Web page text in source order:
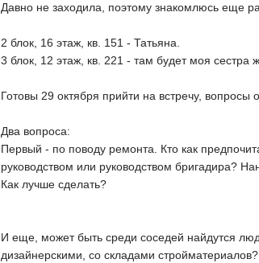
Давно не заходила, поэтому знакомлюсь еще
2 блок, 16 этаж, кв. 151 - Татьяна.
3 блок, 12 этаж, кв. 221 - там будет моя сестра
Готовы 29 октября прийти на встречу,
Два вопроса:
Первый - по поводу ремонта. Кто как
руководством или руководством бригадира?
Как лучше сделать?
И еще, может быть среди соседей найдутся
дизайнерскими, со складами